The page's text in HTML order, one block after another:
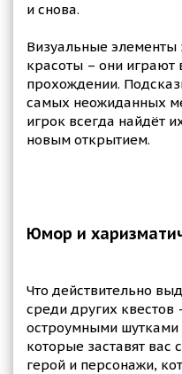
и снова.
Визуальные элементы
красоты – они
прохождении.
самых неожиданных
игрок всегда найдёт
новым открытием.
Юмор и
Что действительно
среди других
остроумными
которые заставят вас
герой и персонажи,